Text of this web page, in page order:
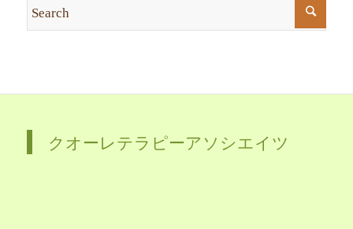
クオーレテラピーアソシエイツ